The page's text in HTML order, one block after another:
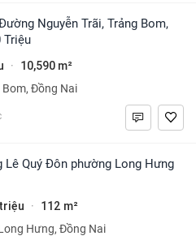
Triệu
· 10,590 m²
Bom, Đồng Nai
· 112 m²
Hưng, Đồng Nai